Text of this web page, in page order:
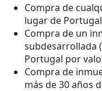
Compra de
lugar de
Compra de un
subdesarrollada
Portugal por
Compra de
más de 30 años